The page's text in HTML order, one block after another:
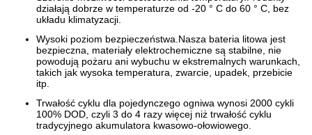
działają dobrze w temperaturze od -20 ° C do 60 ° C, bez
układu klimatyzacji.
Wysoki poziom bezpieczeństwa.Nasza bateria litowa jest
bezpieczna, materiały elektrochemiczne są stabilne, nie
powodują pożaru ani wybuchu w ekstremalnych warunkach,
takich jak wysoka temperatura, zwarcie, upadek, przebicie
itp.
Trwałość cyklu dla pojedynczego ogniwa wynosi 2000 cykli
100% DOD, czyli 3 do 4 razy więcej niż trwałość cyklu
tradycyjnego akumulatora kwasowo-ołowiowego.